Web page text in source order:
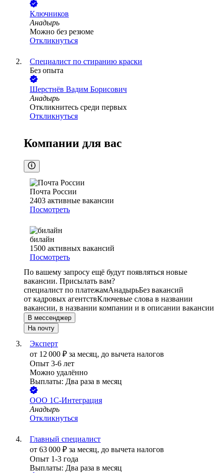
Ключников
Анадырь
Можно без резюме
Откликнуться
Специалист по стиранию краски
Без опыта
Шерстнёв Вадим Борисович
Анадырь
Откликнитесь среди первых
Откликнуться
Компании для вас
Почта России
2403 активные вакансии
Посмотреть
билайн
1500 активных вакансий
Посмотреть
По вашему запросу ещё будут появляться новые
вакансии. Присылать вам?
специалист по платежамАнадырьБез вакансий
от кадровых агентствКлючевые слова в названии
вакансии, в названии компании и в описании вакансии
В мессенджер
На почту
Эксперт
от 12 000 ₽ за месяц, до вычета налогов
Опыт 3-6 лет
Можно удалённо
Выплаты: Два раза в месяц
ООО 1С-Интеграция
Анадырь
Откликнуться
Главный специалист
от 63 000 ₽ за месяц, до вычета налогов
Опыт 1-3 года
Выплаты: Два раза в месяц